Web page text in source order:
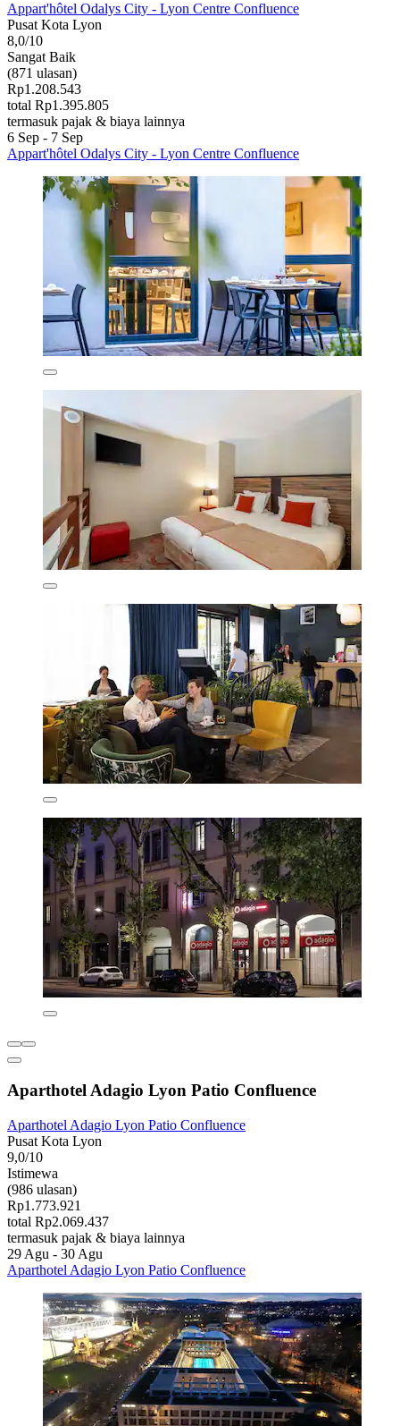
Appart'hôtel Odalys City - Lyon Centre Confluence
Pusat Kota Lyon
8,0/10
Sangat Baik
(871 ulasan)
Rp1.208.543
total Rp1.395.805
termasuk pajak & biaya lainnya
6 Sep - 7 Sep
Appart'hôtel Odalys City - Lyon Centre Confluence
Aparthotel Adagio Lyon Patio Confluence
Aparthotel Adagio Lyon Patio Confluence
Pusat Kota Lyon
9,0/10
Istimewa
(986 ulasan)
Rp1.773.921
total Rp2.069.437
termasuk pajak & biaya lainnya
29 Agu - 30 Agu
Aparthotel Adagio Lyon Patio Confluence